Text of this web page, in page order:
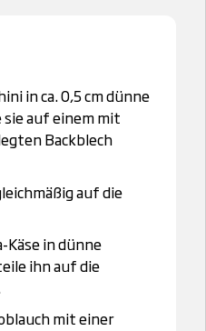
in ca. 0,5 cm dünne
sie auf einem mit
Backblech
auf die
Käse in dünne
ihn auf die
mit einer